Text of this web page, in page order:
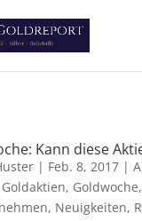
Kann diese
| Feb. 8, 2017|
Goldaktien, Goldwoche,
, Neuigkeiten,